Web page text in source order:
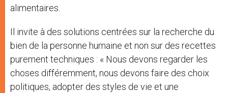
alimentaires.
Il invite à des solutions centrées sur la recherche du
bien de la personne humaine et non sur des recettes
purement techniques : « Nous devons regarder les
choses différemment, nous devons faire des choix
politiques, adopter des styles de vie et une